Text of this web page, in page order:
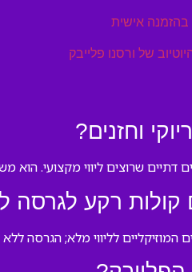
בהזמנה אישית
של ורסנו פלייבק
וחזנים?
דתיים שרוצים ליווי מקצועי.
קולות רקע לגרסה
לליווי מלא; הגרסה